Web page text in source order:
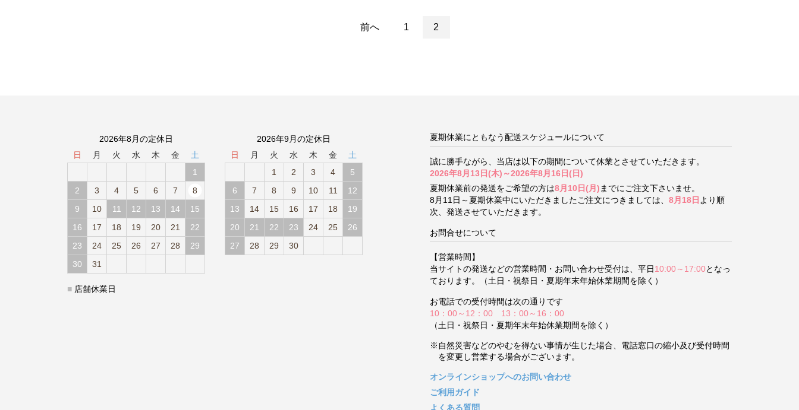
前へ 1 2
2026年8月の定休日
日
月 火 水 木 金
土
1
2
3 4 5 6 7
8
9
10 11 12 13 14
15
16
17 18 19 20 21
22
23
24 25 26 27 28
29
30
31
2026年9月の定休日
日
月 火 水 木 金
土
1
2 3 4
5
6
7 8 9 10 11
12
13
14 15 16 17 18
19
20
21 22 23 24 25
26
27
28 29 30
■ 店舗休業日
夏期休業にともなう配送スケジュールについて
誠に勝手ながら、当店は以下の期間について休業とさせていただきます。
2026年8月13日(木)～2026年8月16日(日)
夏期休業前の発送をご希望の方は8月10日(月) までにご注文下さいませ。
8月11日～夏期休業中にいただきましたご注文につきましては、 8月18日 より順
次、発送させていただきます。
お問合せについて
【営業時間】
当サイトの発送などの営業時間・お問い合わせ受付は、平日10:00～17:00となっ
ております。（土日・祝祭日・夏期年末年始休業期間を除く）
お電話での受付時間は次の通りです
10：00～12：00 13：00～16：00
（土日・祝祭日・夏期年末年始休業期間を除く）
※自然災害などのやむを得ない事情が生じた場合、電話窓口の縮小及び受付時間
を変更し営業する場合がございます。
オンラインショップへのお問い合わせ
ご利用ガイド
よくある質問